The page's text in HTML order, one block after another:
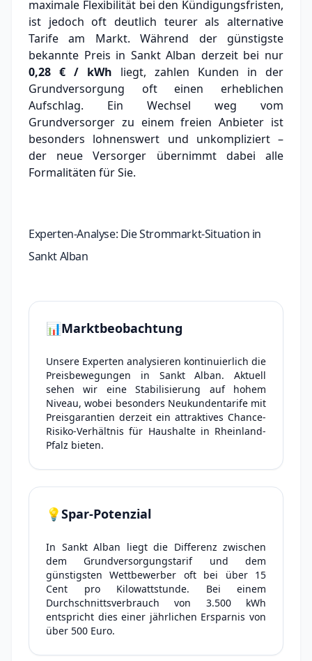
maximale Flexibilität bei den Kündigungsfristen,
ist jedoch oft deutlich teurer als alternative
Tarife am Markt.Während der günstigste
bekannte Preis in Sankt Alban derzeit bei nur
0,28 € / kWh liegt, zahlen Kunden in der
Grundversorgung oft einen erheblichen
Aufschlag. Ein Wechsel weg vom
Grundversorger zu einem freien Anbieter ist
besonders lohnenswert und unkompliziert –
der neue Versorger übernimmt dabei alle
Formalitäten für Sie.
Experten-Analyse: Die Strommarkt-Situation in
Sankt Alban
📊Marktbeobachtung
Unsere Experten analysieren kontinuierlich die
Preisbewegungen in Sankt Alban. Aktuell
sehen wir eine Stabilisierung auf hohem
Niveau, wobei besonders Neukundentarife mit
Preisgarantien derzeit ein attraktives Chance-
Risiko-Verhältnis für Haushalte in Rheinland-
Pfalz bieten.
💡Spar-Potenzial
In Sankt Alban liegt die Differenz zwischen
dem Grundversorgungstarif und dem
günstigsten Wettbewerber oft bei über 15
Cent pro Kilowattstunde. Bei einem
Durchschnittsverbrauch von 3.500 kWh
entspricht dies einer jährlichen Ersparnis von
über 500 Euro.